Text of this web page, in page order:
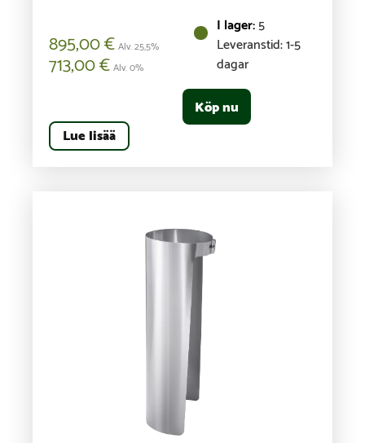
5
Leveranstid: 1-5
dagar
895,00€Alv. 25,5%
713,00€Alv. 0%
Lue lisää
Köp nu